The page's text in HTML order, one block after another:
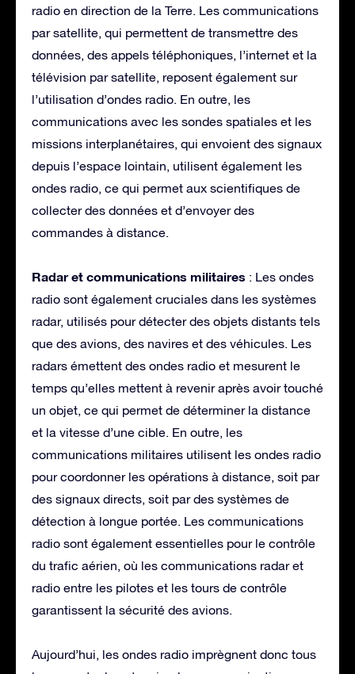
radio en direction de la Terre. Les communications
par satellite, qui permettent de transmettre des
données, des appels téléphoniques, l’internet et la
télévision par satellite, reposent également sur
l’utilisation d’ondes radio. En outre, les
communications avec les sondes spatiales et les
missions interplanétaires, qui envoient des signaux
depuis l’espace lointain, utilisent également les
ondes radio, ce qui permet aux scientifiques de
collecter des données et d’envoyer des
commandes à distance.
Radar et communications militaires : Les ondes
radio sont également cruciales dans les systèmes
radar, utilisés pour détecter des objets distants tels
que des avions, des navires et des véhicules. Les
radars émettent des ondes radio et mesurent le
temps qu’elles mettent à revenir après avoir touché
un objet, ce qui permet de déterminer la distance
et la vitesse d’une cible. En outre, les
communications militaires utilisent les ondes radio
pour coordonner les opérations à distance, soit par
des signaux directs, soit par des systèmes de
détection à longue portée. Les communications
radio sont également essentielles pour le contrôle
du trafic aérien, où les communications radar et
radio entre les pilotes et les tours de contrôle
garantissent la sécurité des avions.
Aujourd’hui, les ondes radio imprègnent donc tous